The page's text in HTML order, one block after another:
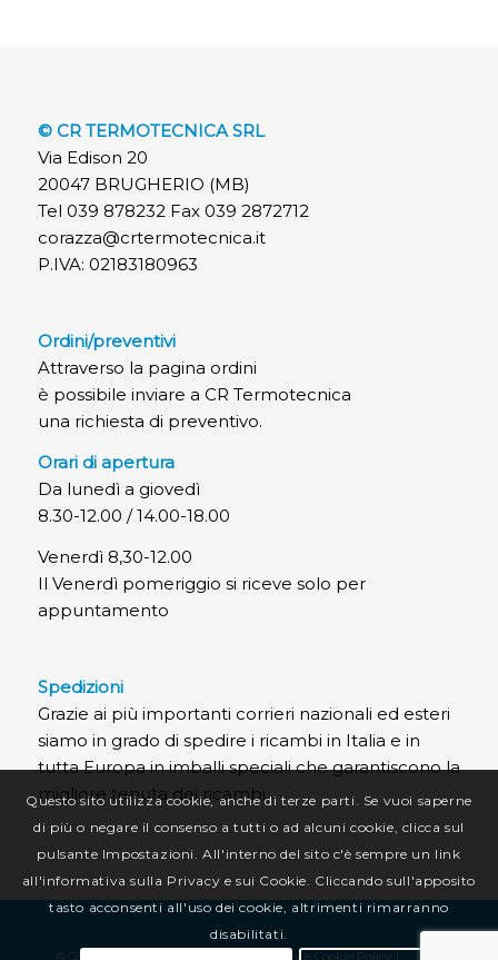
© CR TERMOTECNICA SRL
Via Edison 20
20047 BRUGHERIO (MB)
Tel 039 878232 Fax 039 2872712
corazza@crtermotecnica.it
P.IVA: 02183180963
Ordini/preventivi
Attraverso la pagina ordini
è possibile inviare a CR Termotecnica
una richiesta di preventivo.
Orari di apertura
Da lunedì a giovedì
8.30-12.00 / 14.00-18.00
Venerdì 8,30-12.00
Il Venerdì pomeriggio si riceve solo per
appuntamento
Spedizioni
Grazie ai più importanti corrieri nazionali ed esteri
siamo in grado di spedire i ricambi in Italia e in
tutta Europa in imballi speciali che garantiscono la
migliore tenuta dei ricambi.
Questo sito utilizza cookie, anche di terze parti. Se vuoi saperne
di più o negare il consenso a tutti o ad alcuni cookie, clicca sul
pulsante Impostazioni. All'interno del sito c'è sempre un link
all'informativa sulla Privacy e sui Cookie. Cliccando sull'apposito
tasto acconsenti all'uso dei cookie, altrimenti rimarranno
disabilitati.